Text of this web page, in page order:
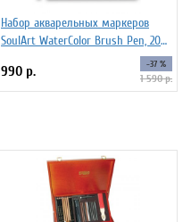
Набор акварельных маркеров
SoulArt WaterColor Brush Pen, 20
990 р. -37 %
1 590 р.